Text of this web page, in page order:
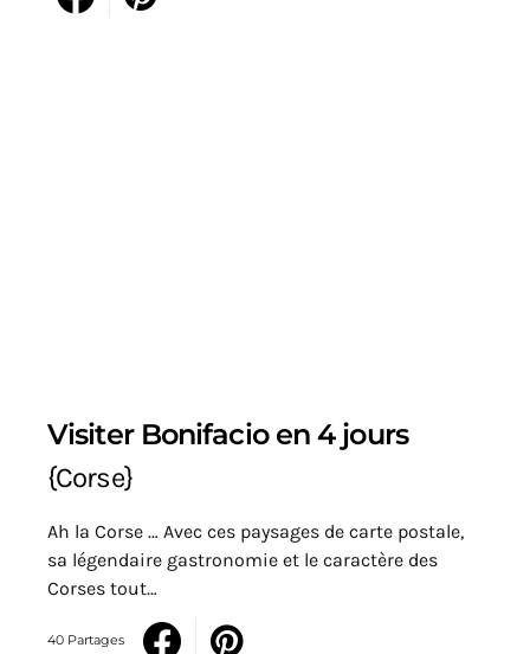
Visiter Bonifacio en 4 jours
{Corse}
Ah la Corse … Avec ces paysages de carte postale,
sa légendaire gastronomie et le caractère des
Corses tout…
40 Partages